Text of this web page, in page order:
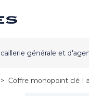
générale et
> Coffre monopoint clé I